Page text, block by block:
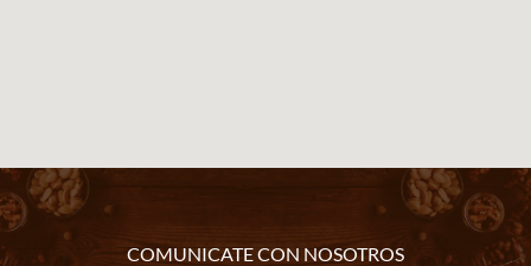
COMUNICATE CON NOSOTROS